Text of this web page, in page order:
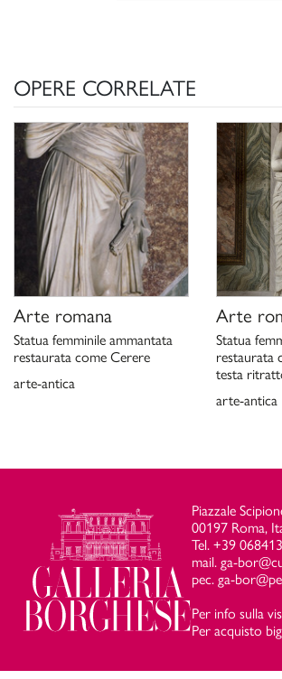
P. Moreno, A. Viacava,
archeologica di Camillo e
Scheda di catalogo
OPERE CORRELATE
Arte romana
Statua femminile ammantata
restaurata come Cerere
arte-antica
Arte
Statua
restaurata
testa
arte-antica
Piazzale
00197 Roma,
Tel. +39
mail. ga-
pec. ga-
Per info sulla
Per acquisto